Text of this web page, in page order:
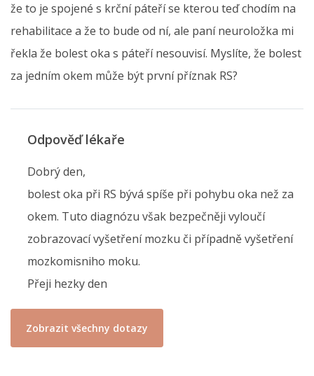
že to je spojené s krční páteří se kterou teď chodím na
rehabilitace a že to bude od ní, ale paní neuroložka mi
řekla že bolest oka s páteří nesouvisí. Myslíte, že bolest
za jedním okem může být první příznak RS?
Odpověď lékaře
Dobrý den,
bolest oka při RS bývá spíše při pohybu oka než za
okem. Tuto diagnózu však bezpečněji vyloučí
zobrazovací vyšetření mozku či případně vyšetření
mozkomisniho moku.
Přeji hezky den
Zobrazit všechny dotazy